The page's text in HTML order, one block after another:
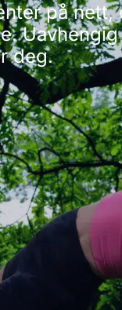
på nett,
deg.